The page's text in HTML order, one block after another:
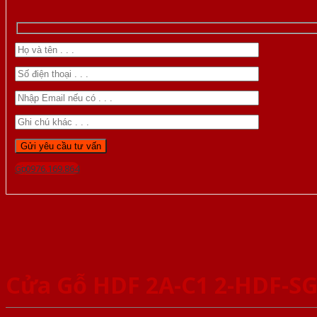
Gọi 0976.169.864
Cửa Gỗ HDF 2A-C1 2-HDF-